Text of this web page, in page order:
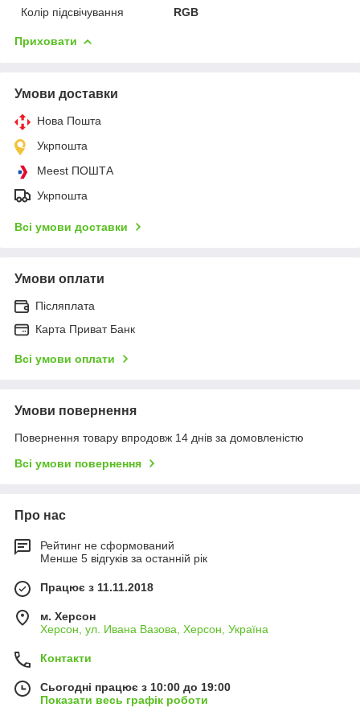
Колір підсвічування
RGB
Приховати
Умови доставки
Нова Пошта
Укрпошта
Meest ПОШТА
Укрпошта
Всі умови доставки
Умови оплати
Післяплата
Карта Приват Банк
Всі умови оплати
Умови повернення
Повернення товару впродовж 14 днів за домовленістю
Всі умови повернення
Про нас
Рейтинг не сформований
Менше 5 відгуків за останній рік
Працює з 11.11.2018
м. Херсон
Херсон, ул. Ивана Вазова, Херсон, Україна
Контакти
Сьогодні працює з 10:00 до 19:00
Показати весь графік роботи